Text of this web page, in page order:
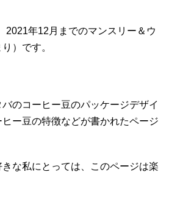
2021年12月までのマンスリー＆ウ
）です。
のコーヒー豆のパッケージデザイ
ー豆の特徴などが書かれたページ
な私にとっては、このページは楽